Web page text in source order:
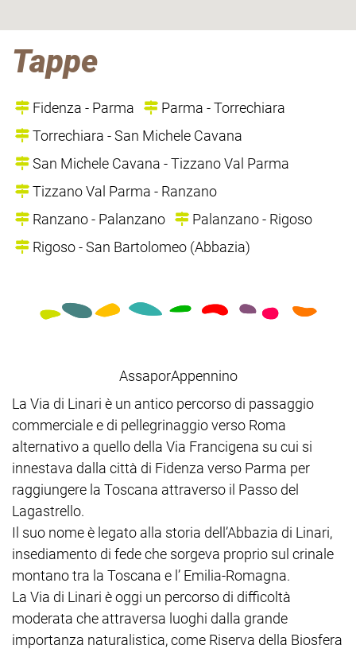
Tappe
Fidenza - Parma
Parma - Torrechiara
Torrechiara - San Michele Cavana
San Michele Cavana - Tizzano Val Parma
Tizzano Val Parma - Ranzano
Ranzano - Palanzano
Palanzano - Rigoso
Rigoso - San Bartolomeo (Abbazia)
AssaporAppennino
La Via di Linari è un antico percorso di passaggio
commerciale e di pellegrinaggio verso Roma
alternativo a quello della Via Francigena su cui si
innestava dalla città di Fidenza verso Parma per
raggiungere la Toscana attraverso il Passo del
Lagastrello.
Il suo nome è legato alla storia dell’Abbazia di Linari,
insediamento di fede che sorgeva proprio sul crinale
montano tra la Toscana e l’ Emilia-Romagna.
La Via di Linari è oggi un percorso di difficoltà
moderata che attraversa luoghi dalla grande
importanza naturalistica, come Riserva della Biosfera